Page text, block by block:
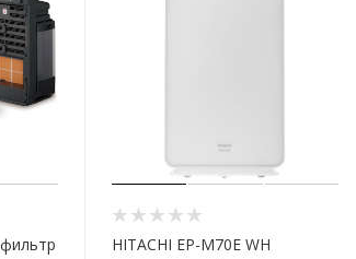
HITACHI EP-M70E WH